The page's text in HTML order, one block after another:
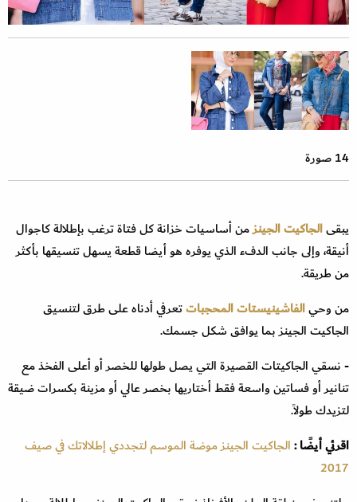
14 صورة
يبقىالجاكيت الجينزمن أساسيات خزانة كل فتاة ترغب بإطلالة كاجوال
أنيقة، وإلى جانب الدفء الذي يوفره هو أيضا قطعة يسهل تنسيقها بأكثر
من طريقة.
من وحيالفاشينيستات المحجباتتعرفي أدناه على طرق لتنسيق
الجاكيت الجينز بما يوافق شكل جسمك.
- نسقي الجاكيتات القصيرة التي يصل طولها للخصر أو أعلى الفخذ مع
تنانير أو فساتين واسعة فقط أختاريها بخصر عالي أو مزينة بكسرات ضيقة
لتزيدك طولاً.
اقرئي أيضًا :الجاكيت الجينز موضة الموسم لتجددي إطلالاتك في صيف
2017